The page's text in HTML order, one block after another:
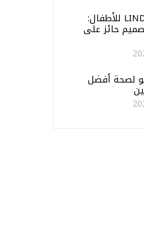
نظارات LINDBERG للأطفال:
حائز على
لصحة أفضل